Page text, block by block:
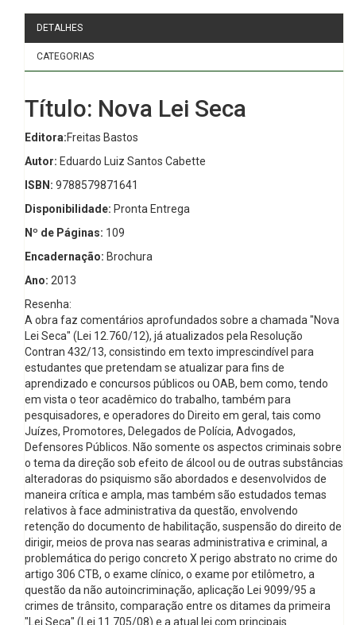
DETALHES
CATEGORIAS
Título: Nova Lei Seca
Editora:Freitas Bastos
Autor: Eduardo Luiz Santos Cabette
ISBN: 9788579871641
Disponibilidade: Pronta Entrega
Nº de Páginas: 109
Encadernação: Brochura
Ano: 2013
Resenha:
A obra faz comentários aprofundados sobre a chamada "Nova
Lei Seca" (Lei 12.760/12), já atualizados pela Resolução
Contran 432/13, consistindo em texto imprescindível para
estudantes que pretendam se atualizar para fins de
aprendizado e concursos públicos ou OAB, bem como, tendo
em vista o teor acadêmico do trabalho, também para
pesquisadores, e operadores do Direito em geral, tais como
Juízes, Promotores, Delegados de Polícia, Advogados,
Defensores Públicos. Não somente os aspectos criminais sobre
o tema da direção sob efeito de álcool ou de outras substâncias
alteradoras do psiquismo são abordados e desenvolvidos de
maneira crítica e ampla, mas também são estudados temas
relativos à face administrativa da questão, envolvendo
retenção do documento de habilitação, suspensão do direito de
dirigir, meios de prova nas searas administrativa e criminal, a
problemática do perigo concreto X perigo abstrato no crime do
artigo 306 CTB, o exame clínico, o exame por etilômetro, a
questão da não autoincriminação, aplicação Lei 9099/95 a
crimes de trânsito, comparação entre os ditames da primeira
"Lei Seca" (Lei 11.705/08) e a atual lei com principais